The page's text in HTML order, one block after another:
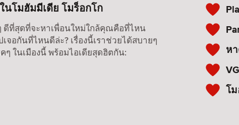
นโมฮัมมีเดีย โมร็อกโก
ดีที่สุดที่จะหาเพื่อนใหม่ใกล้คุณคือที่ไหน
อกันที่ไหนดีล่ะ? เรื่องนี้เราช่วยได้สบายๆ
ในเมืองนี้ พร้อมไอเดียสุดฮิตกัน:
ห
โ